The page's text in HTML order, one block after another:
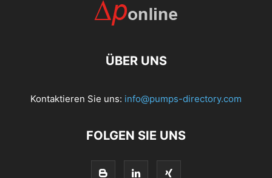
ÜBER UNS
Kontaktieren Sie uns: info@pumps-directory.com
FOLGEN SIE UNS